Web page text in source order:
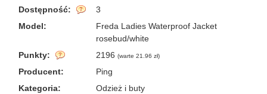
Dostępność:
3
Model:
Freda Ladies Waterproof Jacket
rosebud/white
Punkty:
2196 (warte 21.96 zł)
Producent:
Ping
Kategoria:
Odzież i buty